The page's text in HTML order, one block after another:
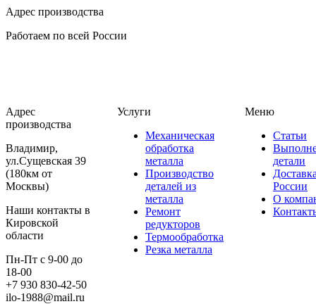
Адрес производства
Работаем по всей России
Адрес
производства
Владимир,
ул.Сущевская 39
(180км от
Москвы)
Наши контакты в
Кировской
области
Пн-Пт с 9-00 до
18-00
+7 930 830-42-50
ilo-1988@mail.ru
Услуги
Механическая
обработка
металла
Производство
деталей из
металла
Ремонт
редукторов
Термообработка
Резка металла
Меню
Статьи
детали
России
О